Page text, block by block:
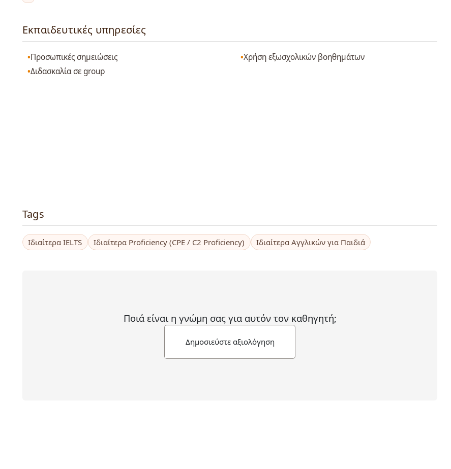
Εκπαιδευτικές υπηρεσίες
Προσωπικές σημειώσεις
Χρήση εξωσχολικών βοηθημάτων
Διδασκαλία σε group
Tags
Ιδιαίτερα IELTS Ιδιαίτερα Proficiency (CPE / C2 Proficiency) Ιδιαίτερα Αγγλικών για Παιδιά
Ποιά είναι η γνώμη σας για αυτόν τον καθηγητή;
Δημοσιεύστε αξιολόγηση